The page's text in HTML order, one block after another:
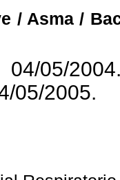
/ Asma /
05/
05/2005.